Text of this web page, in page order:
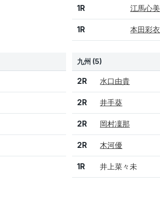
1R 江馬心美
1R 本田彩衣
九州 (5)
結果 シード 選手名
2R 水口由貴
2R 井手葵
2R 岡村凜那
2R 木河優
1R 井上菜々未